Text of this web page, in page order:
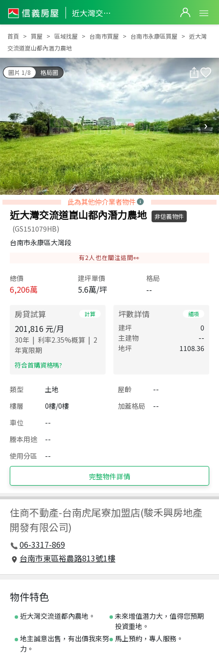
近大灣交流道崑山都內潛力農地
近大灣交流道崑山都內潛力農地
首頁 買屋 區域找屋 台南市買屋 台南市永康區買屋
近大灣
交流道崑山都內潛力農地
圖片 1/8 格局圖
此為其他仲介業者物件
近大灣交流道崑山都內潛力農地 非信義物件
(GS151079HB)
台南市永康區大灣段
有2 人也在關注這間👀
總價
6,206萬
建坪單價
5.6萬/坪
格局
--
房貸試算 計算
201,816 元/月
30年 | 利率2.35%概算 | 2
年寬限期
​符合首購資格嗎?
坪數詳情 細項
建坪
0
主建物
--
地坪
1108.36
類型 土地 屋齡
--
樓層
0樓/0樓 加蓋格局
--
車位
--
謄本用途
--
使用分區
--
完整物件詳情
住商不動產-台南虎尾寮加盟店(駿禾興房地產
開發有限公司)
06-3317-869
台南市東區裕農路813號1樓
物件特色
近大灣交流道都內農地。
未來增值潛力大，值得您預期
投資重地。
地主誠意出售，有出價我來努
力。
馬上預約，專人服務。